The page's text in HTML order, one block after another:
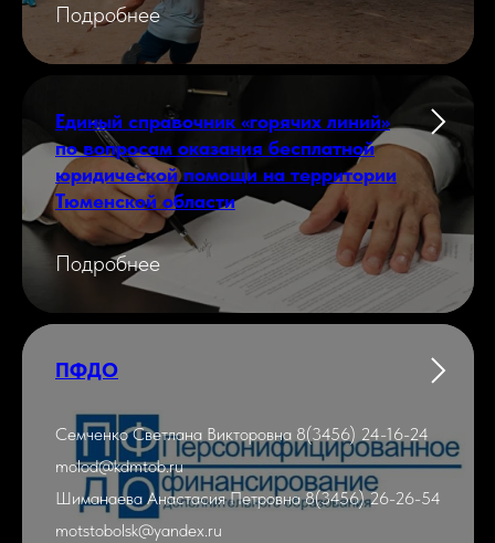
Подробнее
Единый справочник «горячих линий»
по вопросам оказания бесплатной
юридической помощи на территории
Тюменской области
Подробнее
ПФДО
Семченко Светлана Викторовна 8(3456) 24-16-24
molod@kdmtob.ru
Шиманаева Анастасия Петровна 8(3456) 26-26-54
motstobolsk@yandex.ru